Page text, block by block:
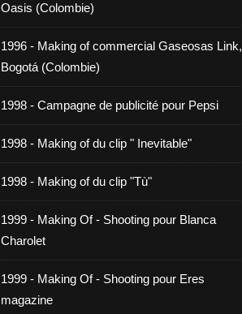
Oasis (Colombie)
1996 - Making of commercial Gaseosas Link,
Bogotá (Colombie)
1998 - Campagne de publicité pour Pepsi
1998 - Making of du clip " Inevitable"
1998 - Making of du clip "Tù"
1999 - Making Of - Shooting pour Blanca
Charolet
1999 - Making Of - Shooting pour Eres
magazine